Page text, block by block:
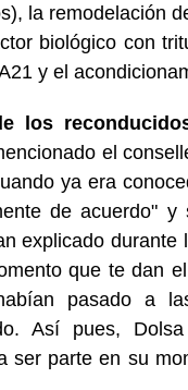
la remodelación
biológico con
y el
los
el
ya era
de acuerdo"
explicado
que te dan
pasado a
Así pues,
ser parte en su